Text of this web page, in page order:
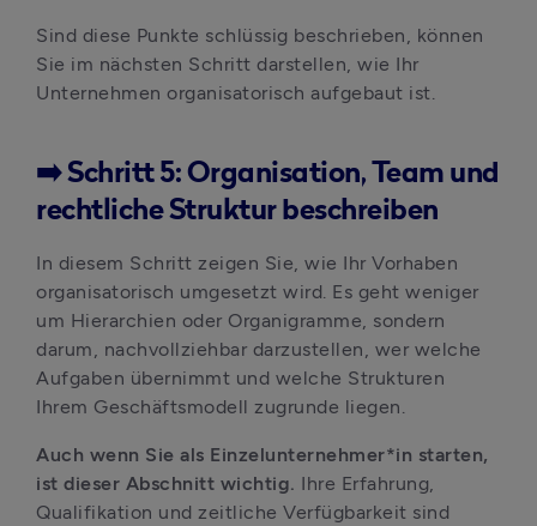
Sind diese Punkte schlüssig beschrieben, können
Sie im nächsten Schritt darstellen, wie Ihr
Unternehmen organisatorisch aufgebaut ist.
➡️ Schritt 5: Organisation, Team und
rechtliche Struktur beschreiben
In diesem Schritt zeigen Sie, wie Ihr Vorhaben
organisatorisch umgesetzt wird. Es geht weniger
um Hierarchien oder Organigramme, sondern
darum, nachvollziehbar darzustellen, wer welche
Aufgaben übernimmt und welche Strukturen
Ihrem Geschäftsmodell zugrunde liegen.
Auch wenn Sie als Einzelunternehmer*in starten,
ist dieser Abschnitt wichtig. Ihre Erfahrung,
Qualifikation und zeitliche Verfügbarkeit sind